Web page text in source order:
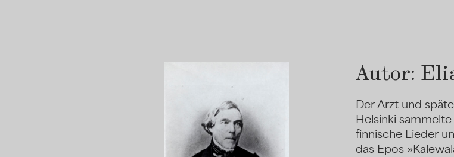
Autor:
Der Arzt und
Helsinki
finnische Lieder
das Epos